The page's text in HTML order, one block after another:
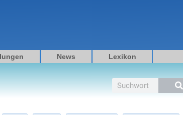
News Lexikon
Suche